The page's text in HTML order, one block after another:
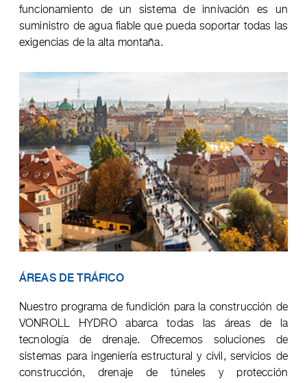
funcionamiento de un sistema de innivación es un
suministro de agua fiable que pueda soportar todas las
exigencias de la alta montaña.
ÁREAS DE TRÁFICO
Nuestro programa de fundición para la construcción de
VONROLL HYDRO abarca todas las áreas de la
tecnología de drenaje. Ofrecemos soluciones de
sistemas para ingeniería estructural y civil, servicios de
construcción, drenaje de túneles y protección